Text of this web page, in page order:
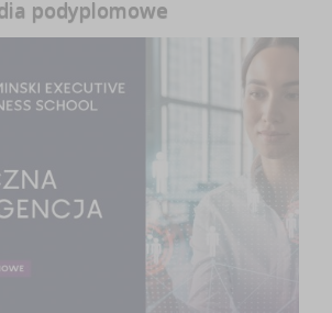
podyplomowe